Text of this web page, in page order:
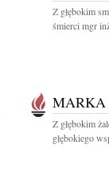
Z głębokim
śmierci mgr
Z głębokim
głębokiego